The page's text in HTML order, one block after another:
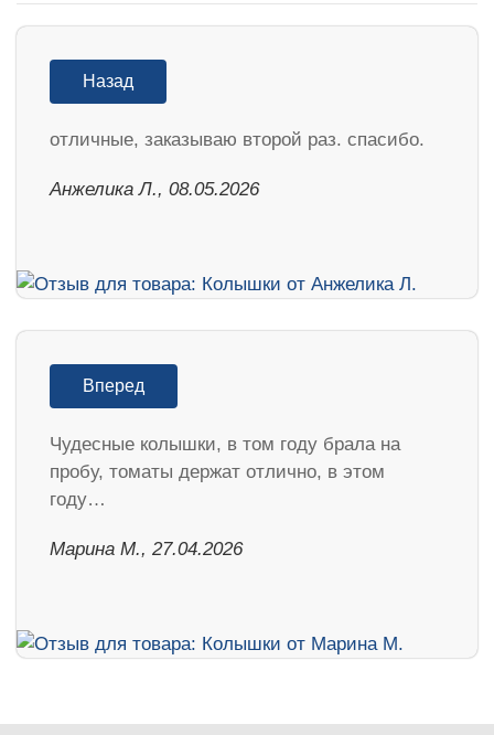
Назад
отличные, заказываю второй раз. спасибо.
Анжелика Л., 08.05.2026
Вперед
Чудесные колышки, в том году брала на
пробу, томаты держат отлично, в этом
году…
Марина М., 27.04.2026